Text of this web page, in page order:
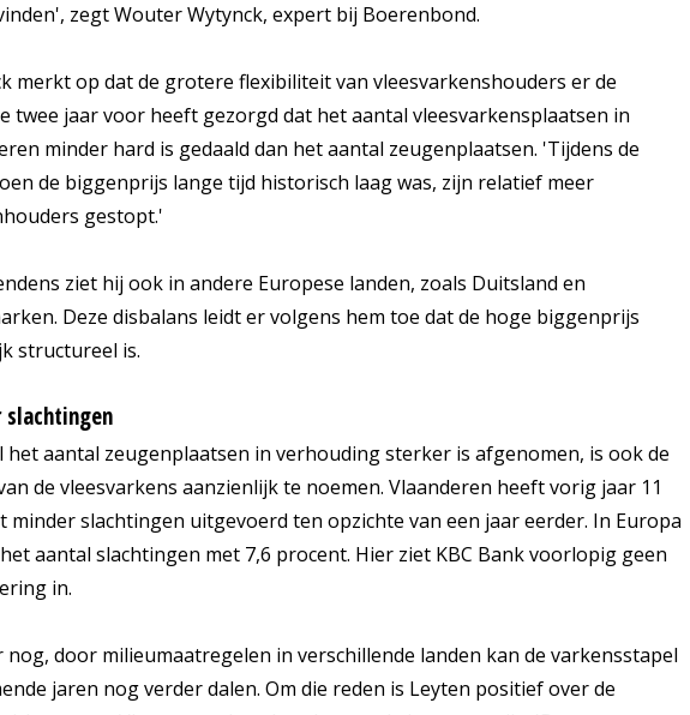
zegt Wouter Wytynck, expert bij Boerenbond.
merkt op dat de grotere flexibiliteit van vleesvarkenshouders er de
twee jaar voor heeft gezorgd dat het aantal vleesvarkensplaatsen in
minder hard is gedaald dan het aantal zeugenplaatsen. 'Tijdens de
de biggenprijs lange tijd historisch laag was, zijn relatief meer
gestopt.'
ziet hij ook in andere Europese landen, zoals Duitsland en
Deze disbalans leidt er volgens hem toe dat de hoge biggenprijs
structureel is.
slachtingen
het aantal zeugenplaatsen in verhouding sterker is afgenomen, is ook de
de vleesvarkens aanzienlijk te noemen. Vlaanderen heeft vorig jaar 11
minder slachtingen uitgevoerd ten opzichte van een jaar eerder. In Europa
aantal slachtingen met 7,6 procent. Hier ziet KBC Bank voorlopig geen
in.
nog, door milieumaatregelen in verschillende landen kan de varkensstapel
jaren nog verder dalen. Om die reden is Leyten positief over de